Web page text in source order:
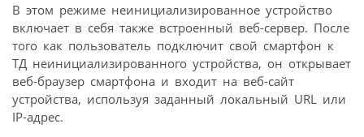
В этом режиме неинициализированное устройство
включает в себя также встроенный веб-сервер. После
того как пользователь подключит свой смартфон к
ТД неинициализированного устройства, он открывает
веб-браузер смартфона и входит на веб-сайт
устройства, используя заданный локальный URL или
IP-адрес.